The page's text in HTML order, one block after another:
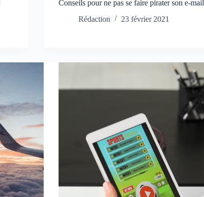
Conseils pour ne pas se faire pirater son e-mail
Rédaction
23 février 2021